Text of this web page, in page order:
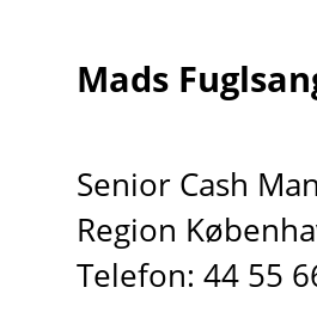
Mads
Senior Cash
Region
Telefon: 44 55